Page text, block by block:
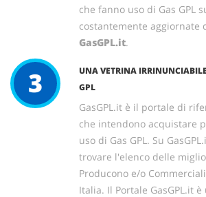
che fanno uso di Gas GPL
costantemente aggiornate
GasGPL.it.
3
UNA VETRINA
GPL
GasGPL.it è il portale di
che intendono acquistare
uso di Gas GPL. Su
trovare l'elenco delle
Producono e/o
Italia. Il Portale GasGPL.it